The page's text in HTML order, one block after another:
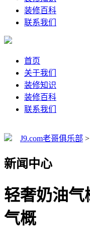
装修百科
联系我们
首页
关于我们
装修知识
装修百科
联系我们
J9.com老哥俱乐部 >
新闻中心
轻奢奶油气
气概